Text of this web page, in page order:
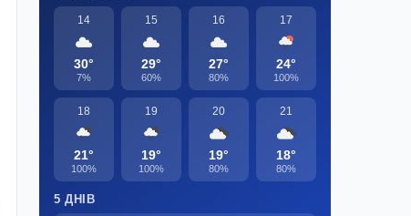
14
30°
7%
15
29°
60%
16
27°
80%
17
24°
100%
18
21°
100%
19
19°
100%
20
19°
80%
21
18°
80%
5 ДНІВ